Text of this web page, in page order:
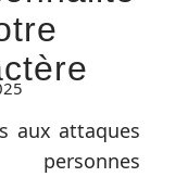
aux attaques